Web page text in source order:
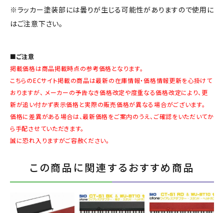
※ラッカー塗装部には曇りが生じる可能性がありますので使用に
はご注意下さい。
■ご注意
掲載価格は商品掲載時点の参考価格となります。
こちらのECサイト掲載の商品は最新の在庫情報・価格情報更新を心掛けて
おりますが、 メーカーの予告なき価格改定や度重なる価格改定により、更
新が追い付かず表示価格と実際の販売価格が異なる場合がございます。
価格に差異がある場合は、最新価格をご案内のうえ、ご確認をいただいてか
ら手配させていただきます。
誠に恐れ入りますがご容赦ください。
この商品に関連するおすすめ商品